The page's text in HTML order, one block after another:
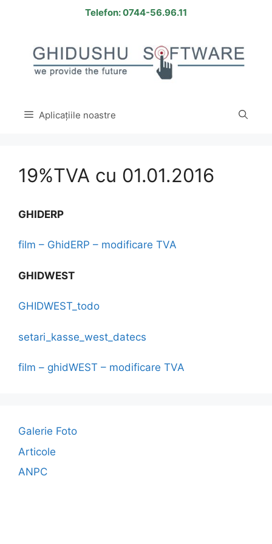
Telefon: 0744-56.96.11
Aplicațiile noastre
19%TVA cu 01.01.2016
GHIDERP
film – GhidERP – modificare TVA
GHIDWEST
GHIDWEST_todo
setari_kasse_west_datecs
film – ghidWEST – modificare TVA
Galerie Foto
Articole
ANPC